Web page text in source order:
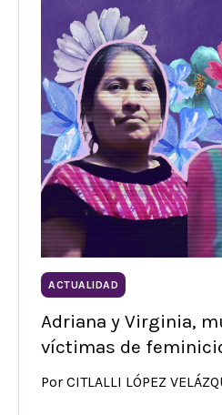
ACTUALIDAD
Adriana y Virginia,
víctimas de
Por CITLALLI LÓPEZ